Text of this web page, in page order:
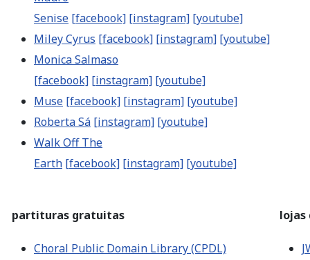
Senise [facebook] [instagram] [youtube]
Miley Cyrus [facebook] [instagram] [youtube]
Monica Salmaso
[facebook] [instagram] [youtube]
Muse [facebook] [instagram] [youtube]
Roberta Sá [instagram] [youtube]
Walk Off The
Earth [facebook] [instagram] [youtube]
partituras gratuitas
Choral Public Domain Library (CPDL)
lojas